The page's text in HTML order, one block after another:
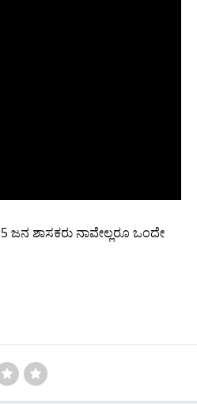
ಶಾಸಕರು ನಾವೇಲ್ಲರೂ ಒಂದೇ